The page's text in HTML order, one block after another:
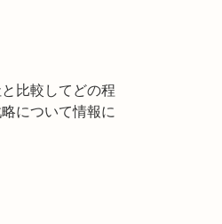
比較してどの程
について情報に